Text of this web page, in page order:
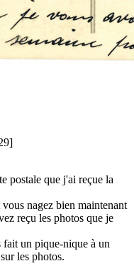
postale que j'ai reçue la
nagez bien maintenant
reçu les photos que je
fait un pique-nique à un
les photos.